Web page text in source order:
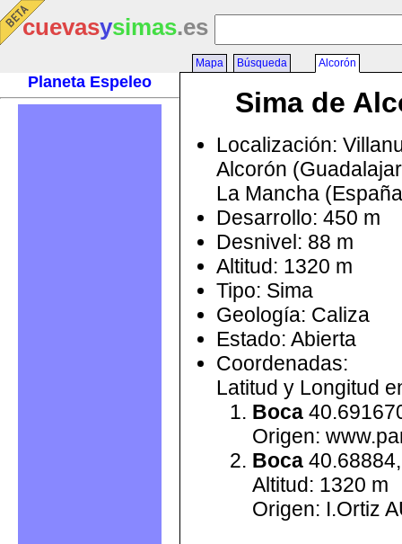
cuevasysimas.es
Planeta Espeleo
Mapa Búsqueda Alcorón
Sima de
Localización:
Alcorón
La Mancha
Desarrollo: 450 m
Desnivel: 88 m
Altitud: 1320 m
Tipo: Sima
Geología: Caliza
Estado: Abierta
Coordenadas:
Latitud y Longitud
Boca
Origen:
Boca
Altitud: 1320 m
Origen: I.Ortiz